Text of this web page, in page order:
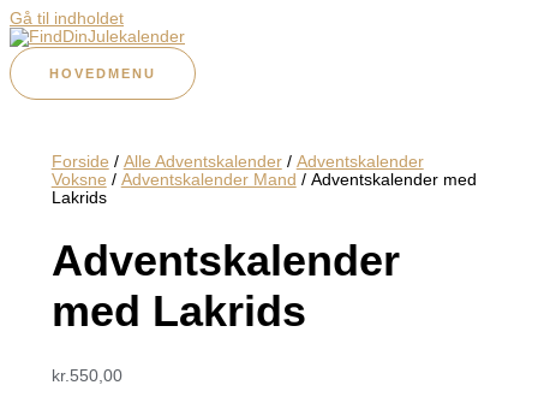
Gå til indholdet
HOVEDMENU
Forside / Alle Adventskalender/ Adventskalender
Voksne / Adventskalender Mand / Adventskalender med
Lakrids
Adventskalender
med Lakrids
kr. 550,00